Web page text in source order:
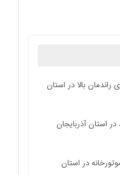
هزار و 500 بخاری راندمان بالا در استان
استان آذربایجان
سازی مصرف گاز 102موتورخانه در استان